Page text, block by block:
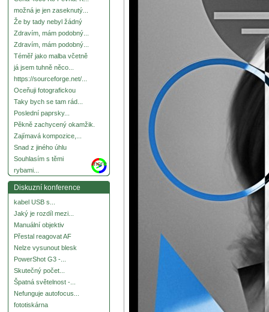
možná je jen zaseknutý...
Že by tady nebyl žádný
Zdravím, mám podobný...
Zdravím, mám podobný...
Téměř jako malba včetně
já jsem tuhně něco...
https://sourceforge.net/...
Oceňuji fotografickou
Taky bych se tam rád...
Poslední paprsky...
Pěkně zachycený okamžik.
Zajímavá kompozice,...
Snad z jiného úhlu
Souhlasím s těmi
rybami...
more
Diskuzní konference
kabel USB s...
Jaký je rozdíl mezi...
Manuální objektiv
Přestal reagovat AF
Nelze vysunout blesk
PowerShot G3 -...
Skutečný počet...
Špatná světelnost -...
Nefunguje autofocus...
fototiskárna